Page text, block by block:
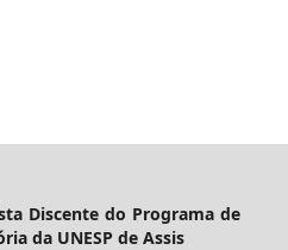
Discente do Programa de
da UNESP de Assis